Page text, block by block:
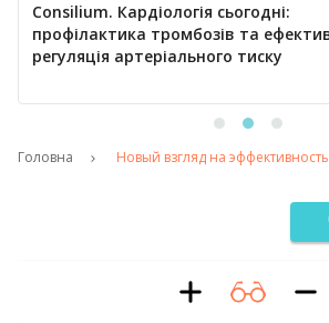
Consilium. Кардіологія сьогодні:
профілактика тромбозів та
регуляція артеріального тиску
Головна Новый взгляд на